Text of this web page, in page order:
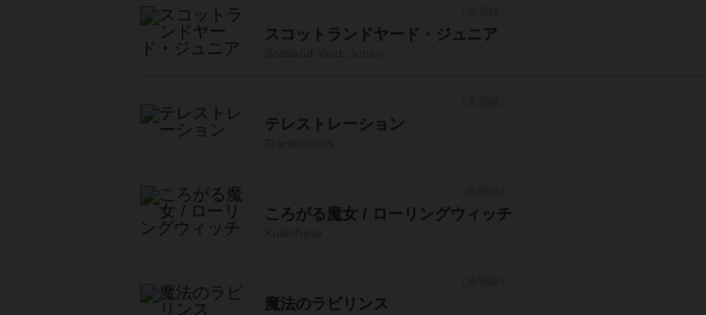
スコットランドヤード・ジュニア
テレストレーション
ころがる魔女 / ローリングウィッチ
魔法のラビリンス